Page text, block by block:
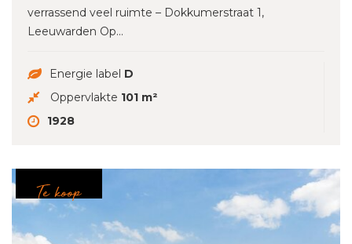
verrassend veel ruimte – Dokkumerstraat 1,
Leeuwarden Op...
Energie label D
Oppervlakte 101 m²
1928
Te koop